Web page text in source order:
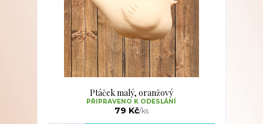
Ptáček malý, oranžový
79 Kč/ks
PŘIPRAVENO K ODESLÁNÍ